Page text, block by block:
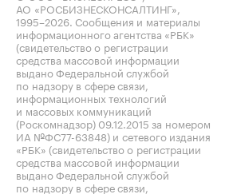
АО «РОСБИЗНЕСКОНСАЛТИНГ»,
1995–2026. Сообщения и материалы
информационного агентства «РБК»
(свидетельство о регистрации
средства массовой информации
выдано Федеральной службой
по надзору в сфере связи,
информационных технологий
и массовых коммуникаций
(Роскомнадзор) 09.12.2015 за номером
ИА №ФС77-63848) и сетевого издания
«РБК» (свидетельство о регистрации
средства массовой информации
выдано Федеральной службой
по надзору в сфере связи,